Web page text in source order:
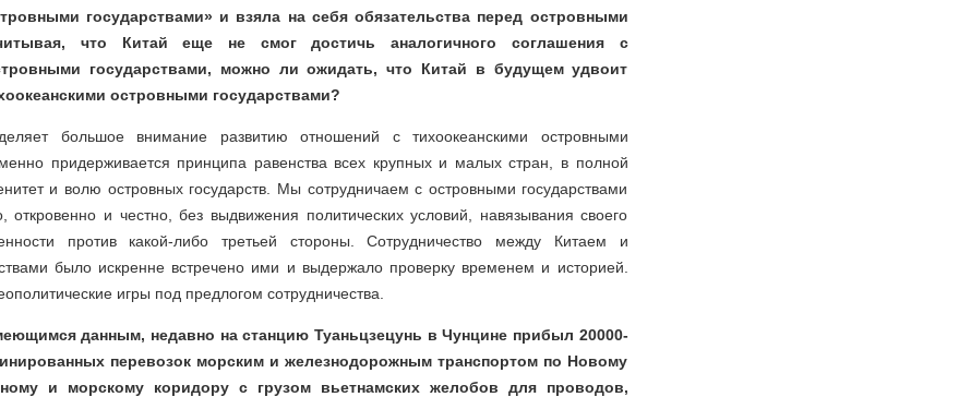
государствами» и взяла на себя обязательства перед островными
что Китай еще не смог достичь аналогичного соглашения с
государствами, можно ли ожидать, что Китай в будущем удвоит
островными государствами?
большое внимание развитию отношений с тихоокеанскими островными
придерживается принципа равенства всех крупных и малых стран, в полной
и волю островных государств. Мы сотрудничаем с островными государствами
откровенно и честно, без выдвижения политических условий, навязывания своего
против какой-либо третьей стороны. Сотрудничество между Китаем и
было искренне встречено ими и выдержало проверку временем и историей.
игры под предлогом сотрудничества.
данным, недавно на станцию Туаньцзецунь в Чунцине прибыл 20000-
перевозок морским и железнодорожным транспортом по Новому
и морскому коридору с грузом вьетнамских желобов для проводов,